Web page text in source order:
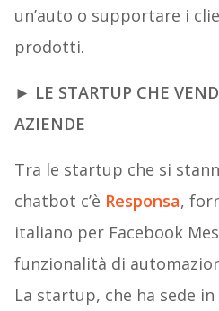
un’auto o supportare i
prodotti.
► LE STARTUP CHE
AZIENDE
Tra le startup che si
chatbot c’è Responsa,
italiano per Facebook
funzionalità di
La startup, che ha sede in